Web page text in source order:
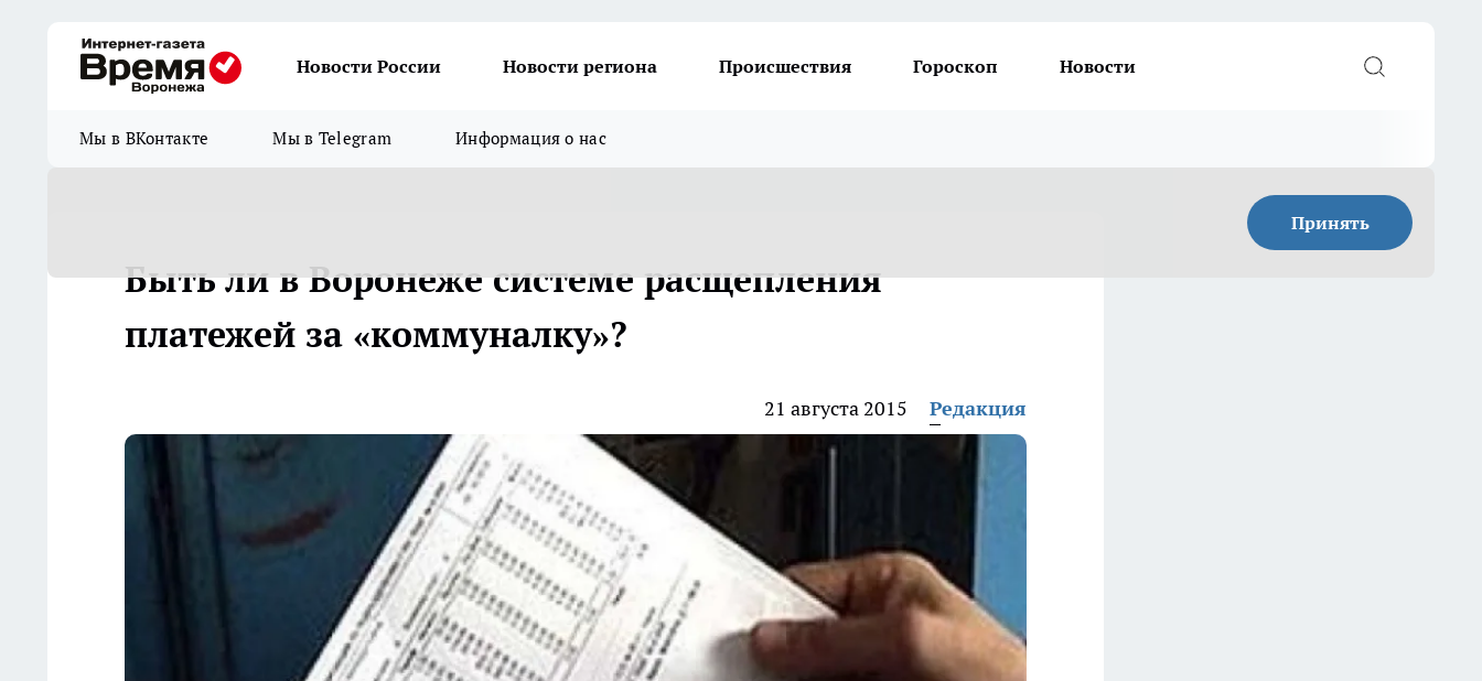
Новости России Новости региона Происшествия Гороскоп Новости
Мы в ВКонтакте Мы в Telegram Информация о нас
Принять
Быть ли в Воронеже системе расщепления
платежей за «коммуналку»?
21 августа 2015 Редакция